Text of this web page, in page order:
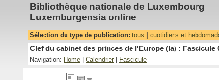
Bibliothèque nationale de Luxembourg
Luxemburgensia online
Sélection du type de publication: tous quotidiens et
Clef du cabinet des princes de l'Europe (la) : Fascicule
Navigation: Home Calendrier Fascicule